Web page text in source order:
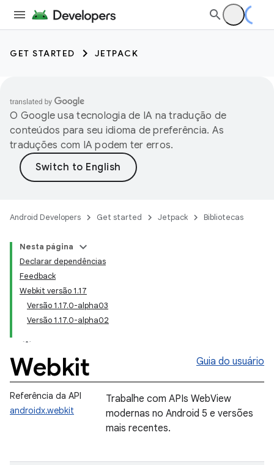
GET STARTED JETPACK
O Google usa tecnologia de IA na tradução de
conteúdos para seu idioma de preferência. As
traduções com IA podem ter erros.
Android Developers Get started Jetpack Bibliotecas
Nesta página
Declarar dependências
Feedback
Webkit versão 1.17
Versão 1.17.0-alpha03
Versão 1.17.0-alpha02
Webkit Guia do usuário
Referência da API
androidx.webkit
Trabalhe com APIs WebView
modernas no Android 5 e versões
mais recentes.